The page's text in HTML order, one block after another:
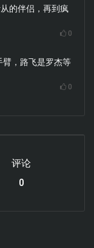
的伴侣，再到疯
0
，路飞是罗杰等
0
评论
0